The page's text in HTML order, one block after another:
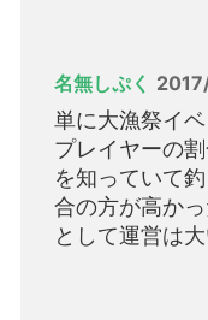
名無しぷく
単に大漁祭イ
プレイヤーの
を知っていて
合の方が高か
として運営は